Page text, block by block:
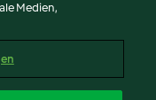
Medien,